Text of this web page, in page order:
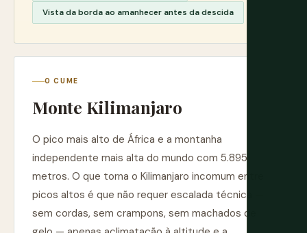
Vista da borda ao amanhecer antes da descida
O CUME
Monte Kilimanjaro
O pico mais alto de África e a montanha
independente mais alta do mundo com 5.895
metros. O que torna o Kilimanjaro incomum entre
picos altos é que não requer escalada técnica —
sem cordas, sem crampons, sem machados de